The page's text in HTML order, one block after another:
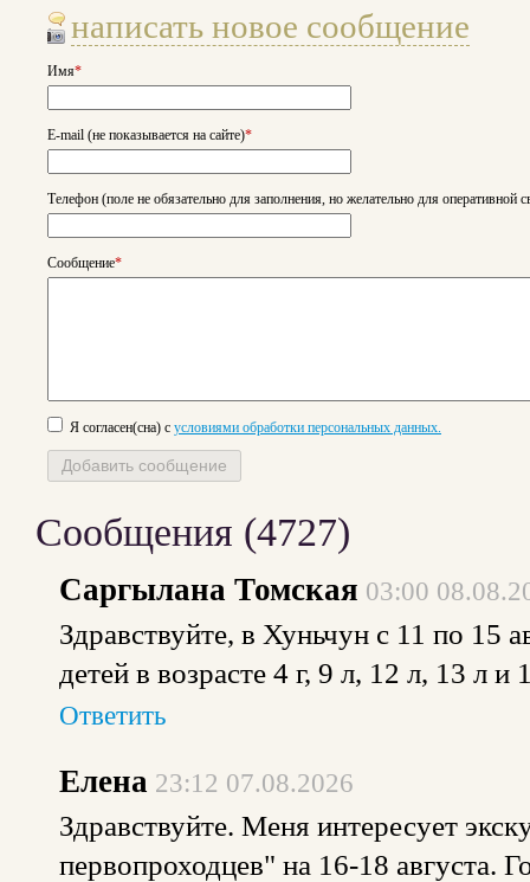
написать новое сообщение
Имя*
E-mail (не показывается на сайте)*
Телефон (поле не обязательно для заполнения, но желательно для оперативной
Сообщение*
Я согласен(сна) с условиями обработки персональных данных.
Сообщения (4727)
Саргылана Томская 03:00
Здравствуйте, в Хуньчун с 11 по 15
детей в возрасте 4 г, 9 л, 12 л, 13 л и
Ответить
Елена 23:12 07.08.2026
Здравствуйте. Меня интересует
первопроходцев" на 16-18 августа.